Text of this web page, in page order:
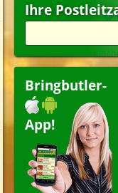
Ihre
Bringbutler-
App!